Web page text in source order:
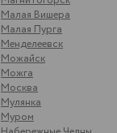
Малая Вишера
Малая Пурга
Менделеевск
Можайск
Можга
Москва
Мулянка
Муром